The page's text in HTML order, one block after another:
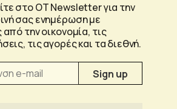
στο OT Newsletter για την
σας ενημέρωση με
από την οικονομία, τις
τις αγορές και τα διεθνή.